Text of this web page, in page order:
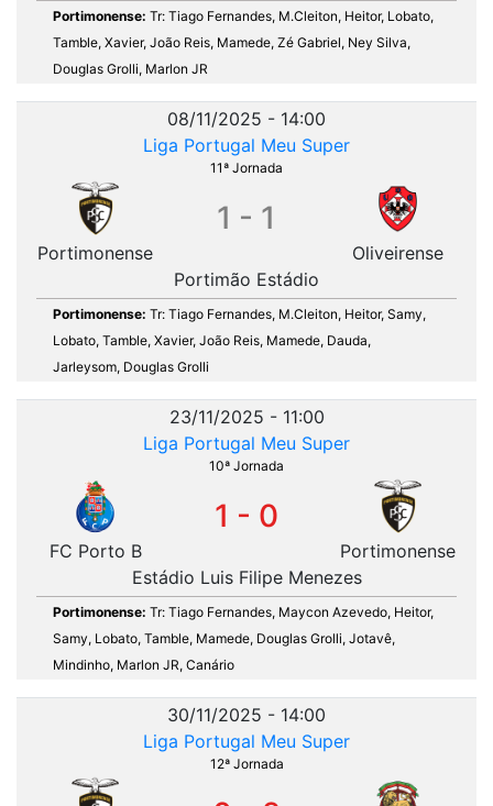
Portimonense: Tr: Tiago Fernandes, M.Cleiton, Heitor, Lobato,
Tamble, Xavier, João Reis, Mamede, Zé Gabriel, Ney Silva,
Douglas Grolli, Marlon JR
08/11/2025 - 14:00
Liga Portugal Meu Super
11ª Jornada
Portimonense
1 - 1
Oliveirense
Portimão Estádio
Portimonense: Tr: Tiago Fernandes, M.Cleiton, Heitor, Samy,
Lobato, Tamble, Xavier, João Reis, Mamede, Dauda,
Jarleysom, Douglas Grolli
23/11/2025 - 11:00
Liga Portugal Meu Super
10ª Jornada
FC Porto B
1 - 0
Portimonense
Estádio Luis Filipe Menezes
Portimonense: Tr: Tiago Fernandes, Maycon Azevedo, Heitor,
Samy, Lobato, Tamble, Mamede, Douglas Grolli, Jotavê,
Mindinho, Marlon JR, Canário
30/11/2025 - 14:00
Liga Portugal Meu Super
12ª Jornada